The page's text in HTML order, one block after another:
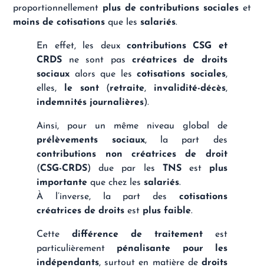
proportionnellement plus de contributions socialeset
moins de cotisations que lessalariés.
En effet, les deux contributions CSG et
CRDS ne sont pas créatrices de droits
sociaux alors que lescotisations sociales,
elles,
le sont(retraite, invalidité-décès,
indemnités journalières).
Ainsi, pour un même niveau global de
prélèvements sociaux, la part des
contributions non créatrices de droit
(CSG-CRDS) due par les TNSest plus
importante que chez lessalariés.
À l’inverse, la part des cotisations
créatrices de droits est plus faible.
Cettedifférence de traitementest
particulièrement pénalisante pour les
indépendants, surtout en matière de droits